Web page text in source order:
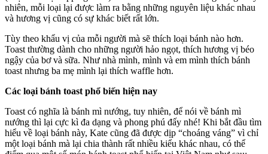
nhiên, mỗi loại lại được làm ra bằng những nguyên liệu khác nhau
và hương vị cũng có sự khác biết rất lớn.
Tùy theo khẩu vị của mỗi người mà sẽ thích loại bánh nào hơn.
Toast thường dành cho những người hảo ngọt, thích hương vị béo
ngậy của bơ và sữa. Như nhà mình, mình và em mình thích bánh
toast nhưng ba mẹ mình lại thích waffle hơn.
Các loại bánh toast phổ biến hiện nay
Toast có nghĩa là bánh mì nướng, tuy nhiên, để nói về bánh mì
nướng thì lại cực kì đa dạng và phong phú đấy nhé! Khi bắt đầu tìm
hiểu về loại bánh này, Kate cũng đã được dịp “choáng váng” vì chỉ
một loại bánh mà lại chia thành rất nhiều kiểu khác nhau, có thể